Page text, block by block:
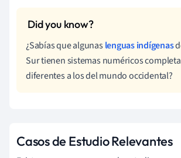
¿Sabías que algunaslenguas indígenas
Sur tienen sistemas numéricos
diferentes a los del mundo occidental?
Casos de Estudio Relevantes